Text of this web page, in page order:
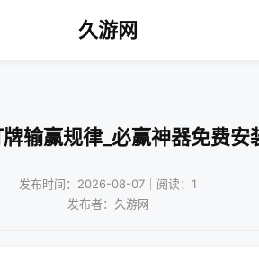
久游网
输赢规律_必赢神器免费安
发布时间：2026-08-07｜阅读：1
发布者：久游网